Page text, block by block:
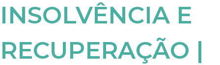
INSOLVÊNCIA E
RECUPERAÇÃO |